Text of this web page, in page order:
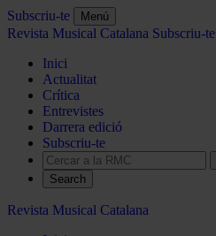
Subscriu-te Menú
Revista Musical Catalana Subscriu-te
Inici
Actualitat
Crítica
Entrevistes
Darrera edició
Subscriu-te
Search
Revista Musical Catalana